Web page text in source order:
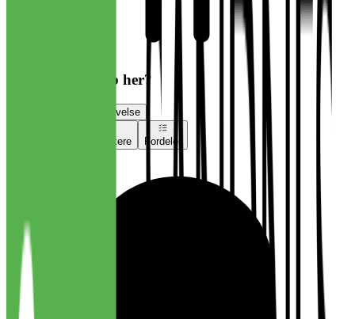
Har du søkt jobb her?
Vurder jobbsøkeropplevelse
Jobbsøkere Fordeler